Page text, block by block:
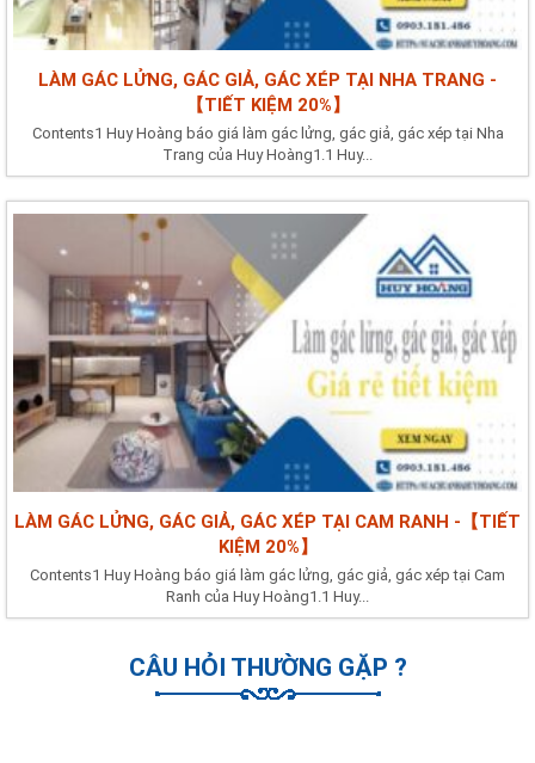
LÀM GÁC LỬNG, GÁC GIẢ, GÁC XÉP TẠI NHA TRANG -
【TIẾT KIỆM 20%】
Contents1 Huy Hoàng báo giá làm gác lửng, gác giả, gác xép tại Nha
Trang của Huy Hoàng1.1 Huy...
LÀM GÁC LỬNG, GÁC GIẢ, GÁC XÉP TẠI CAM RANH -【TIẾT
KIỆM 20%】
Contents1 Huy Hoàng báo giá làm gác lửng, gác giả, gác xép tại Cam
Ranh của Huy Hoàng1.1 Huy...
CÂU HỎI THƯỜNG GẶP ?